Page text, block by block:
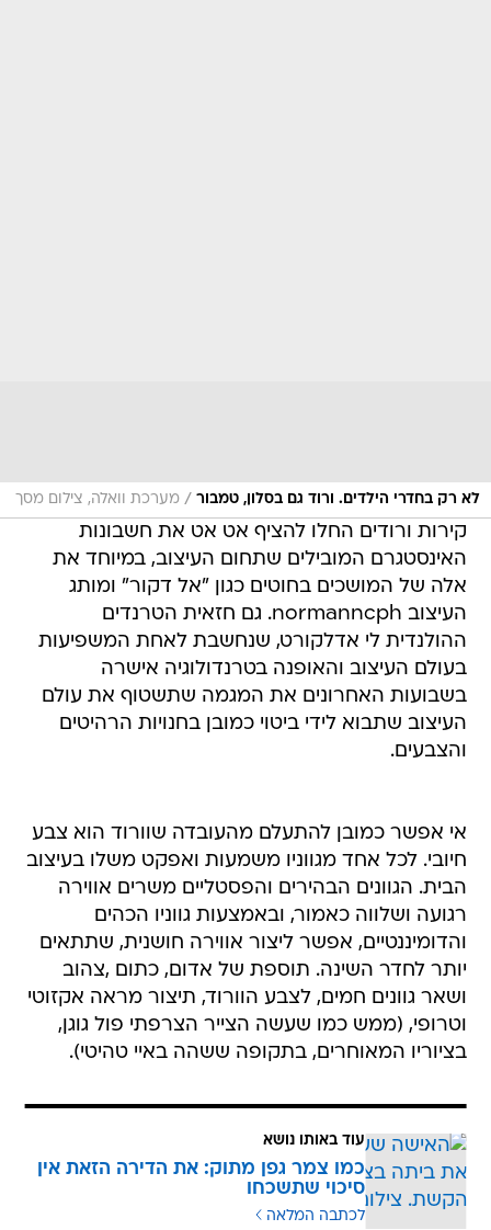
לא רק בחדרי הילדים. ורוד גם בסלון, טמבור / מערכת וואלה, צילום מסך
קירות ורודים החלו להציף אט אט את חשבונות
האינסטגרם המובילים שתחום העיצוב, במיוחד את
אלה של המושכים בחוטים כגון "אל דקור" ומותג
העיצוב normanncph. גם חזאית הטרנדים
ההולנדית לי אדלקורט, שנחשבת לאחת המשפיעות
בעולם העיצוב והאופנה בטרנדולוגיה אישרה
בשבועות האחרונים את המגמה שתשטוף את עולם
העיצוב שתבוא לידי ביטוי כמובן בחנויות הרהיטים
והצבעים.
אי אפשר כמובן להתעלם מהעובדה שוורוד הוא צבע
חיובי. לכל אחד מגווניו משמעות ואפקט משלו בעיצוב
הבית. הגוונים הבהירים והפסטליים משרים אווירה
רגועה ושלווה כאמור, ובאמצעות גווניו הכהים
והדומיננטיים, אפשר ליצור אווירה חושנית, שתתאים
יותר לחדר השינה. תוספת של אדום, כתום ,צהוב
ושאר גוונים חמים, לצבע הוורוד, תיצור מראה אקזוטי
וטרופי, (ממש כמו שעשה הצייר הצרפתי פול גוגן,
בציוריו המאוחרים, בתקופה ששהה באיי טהיטי).
עוד באותו נושא
כמו צמר גפן מתוק: את הדירה הזאת אין
סיכוי שתשכחו
לכתבה המלאה